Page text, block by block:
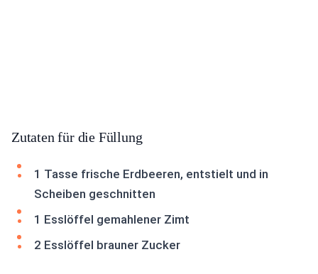
Zutaten für die Füllung
1 Tasse frische Erdbeeren, entstielt und in
Scheiben geschnitten
1 Esslöffel gemahlener Zimt
2 Esslöffel brauner Zucker